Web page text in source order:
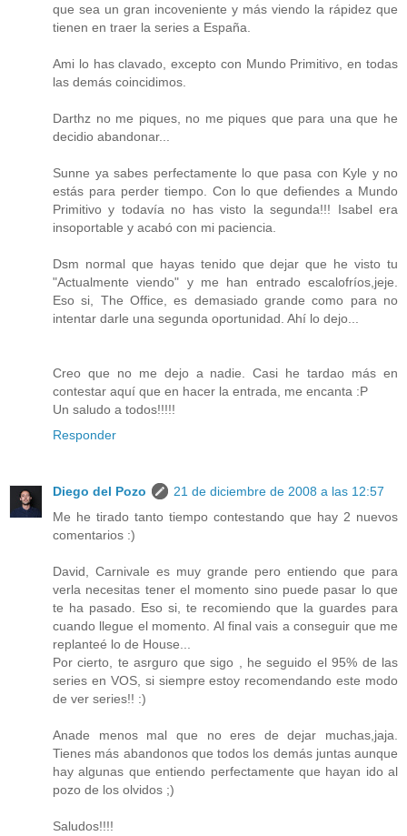
que sea un gran incoveniente y más viendo la rápidez que
tienen en traer la series a España.
Ami lo has clavado, excepto con Mundo Primitivo, en todas
las demás coincidimos.
Darthz no me piques, no me piques que para una que he
decidio abandonar...
Sunne ya sabes perfectamente lo que pasa con Kyle y no
estás para perder tiempo. Con lo que defiendes a Mundo
Primitivo y todavía no has visto la segunda!!! Isabel era
insoportable y acabó con mi paciencia.
Dsm normal que hayas tenido que dejar que he visto tu
"Actualmente viendo" y me han entrado escalofríos,jeje.
Eso si, The Office, es demasiado grande como para no
intentar darle una segunda oportunidad. Ahí lo dejo...
Creo que no me dejo a nadie. Casi he tardao más en
contestar aquí que en hacer la entrada, me encanta :P
Un saludo a todos!!!!!
Responder
Diego del Pozo
21 de diciembre de 2008 a las 12:57
Me he tirado tanto tiempo contestando que hay 2 nuevos
comentarios :)
David, Carnivale es muy grande pero entiendo que para
verla necesitas tener el momento sino puede pasar lo que
te ha pasado. Eso si, te recomiendo que la guardes para
cuando llegue el momento. Al final vais a conseguir que me
replanteé lo de House...
Por cierto, te asrguro que sigo , he seguido el 95% de las
series en VOS, si siempre estoy recomendando este modo
de ver series!! :)
Anade menos mal que no eres de dejar muchas,jaja.
Tienes más abandonos que todos los demás juntas aunque
hay algunas que entiendo perfectamente que hayan ido al
pozo de los olvidos ;)
Saludos!!!!